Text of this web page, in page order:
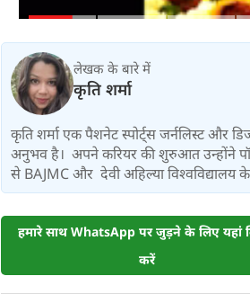
लेखक के बारे में
कृति शर्मा
कृति शर्मा एक पैशनेट स्पोर्ट्स जर्नलिस्ट और
अनुभव है। अपने करियर की शुरुआत उन्होंने
से BAJMC और देवी अहिल्या
हमारे साथ WhatsApp पर जुड़ने के लिए यहां
करें